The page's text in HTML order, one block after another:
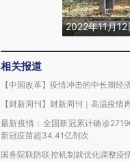
2022年11月
相关报道
【中国改革】疫情冲击的中长期经
【财新周刊】财新周刊｜高温疫情
最新疫情：全国新冠累计确诊
新冠疫苗超34.41亿剂次
国务院联防联控机制就优化调整疫